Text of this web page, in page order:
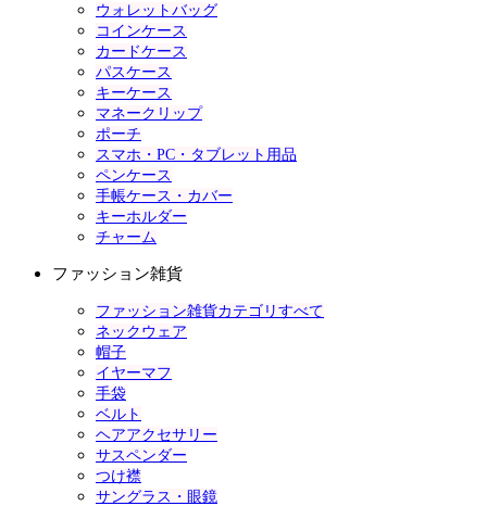
ウォレットバッグ
コインケース
カードケース
パスケース
キーケース
マネークリップ
ポーチ
スマホ・PC・タブレット用品
ペンケース
手帳ケース・カバー
キーホルダー
チャーム
ファッション雑貨
ファッション雑貨カテゴリすべて
ネックウェア
帽子
イヤーマフ
手袋
ベルト
ヘアアクセサリー
サスペンダー
つけ襟
サングラス・眼鏡